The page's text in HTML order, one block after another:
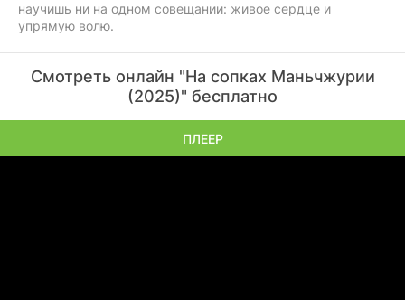
научишь ни на одном совещании: живое сердце и
упрямую волю.
Смотреть онлайн "На сопках Маньчжурии
(2025)" бесплатно
ПЛЕЕР